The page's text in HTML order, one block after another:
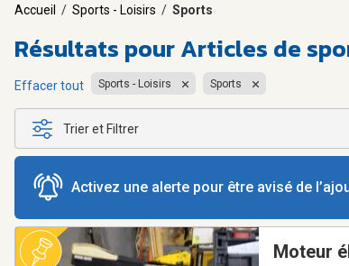
Accueil / Sports - Loisirs / Sports
Résultats pourArticles de
Effacer tout Sports - Loisirs Sports
Trier et Filtrer
Activez une alerte pour être avisé de
Moteur